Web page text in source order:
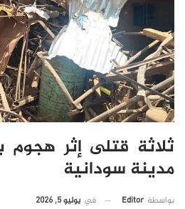
ثلاثة قتلى إثر
مدينة سودانية
بواسطة Editor في يوليو 5, 2026